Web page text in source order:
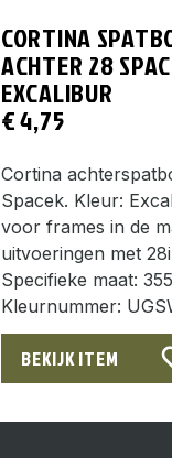
CORTINA
ACHTER 28
EXCALIBUR
€4,75
Cortina
Spacek. Kleur:
voor frames in de
uitvoeringen met
Specifieke maat:
Kleurnummer:
BEKIJK ITEM